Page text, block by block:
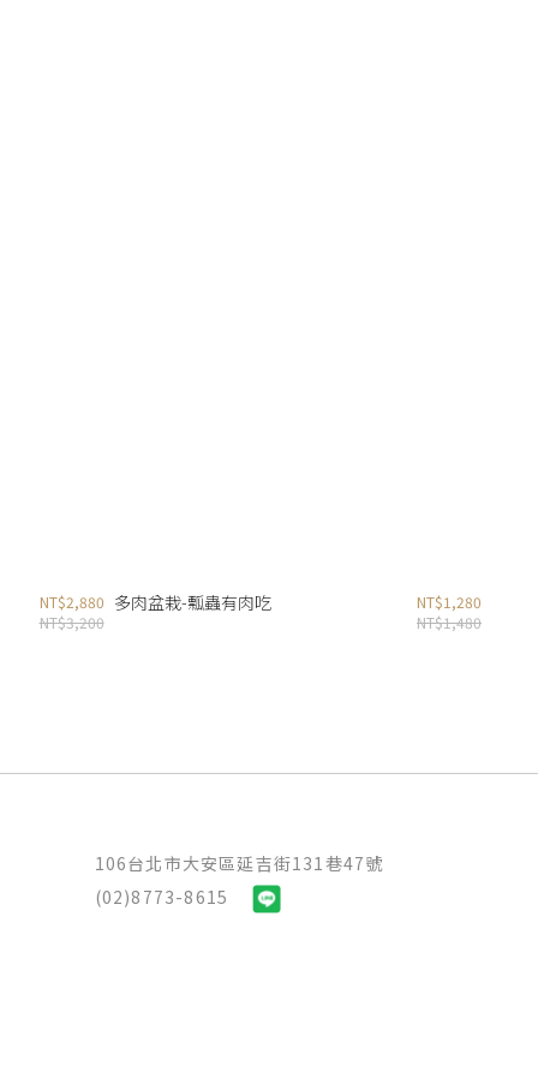
NT$2,880
NT$3,200
多肉盆栽-瓢蟲有肉吃
NT$1,280
NT$1,480
106台北市大安區延吉街131巷47號
(02)8773-8615